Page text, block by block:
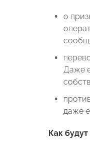
о
Даже
даже
Как